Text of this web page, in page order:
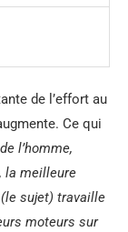
de l’effort au
Ce qui
l’homme,
la meilleure
sujet) travaille
moteurs sur